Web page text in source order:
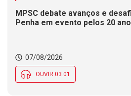
MPSC debate avanços e
Penha em evento pelos 20
07/08/2026
OUVIR 03:01